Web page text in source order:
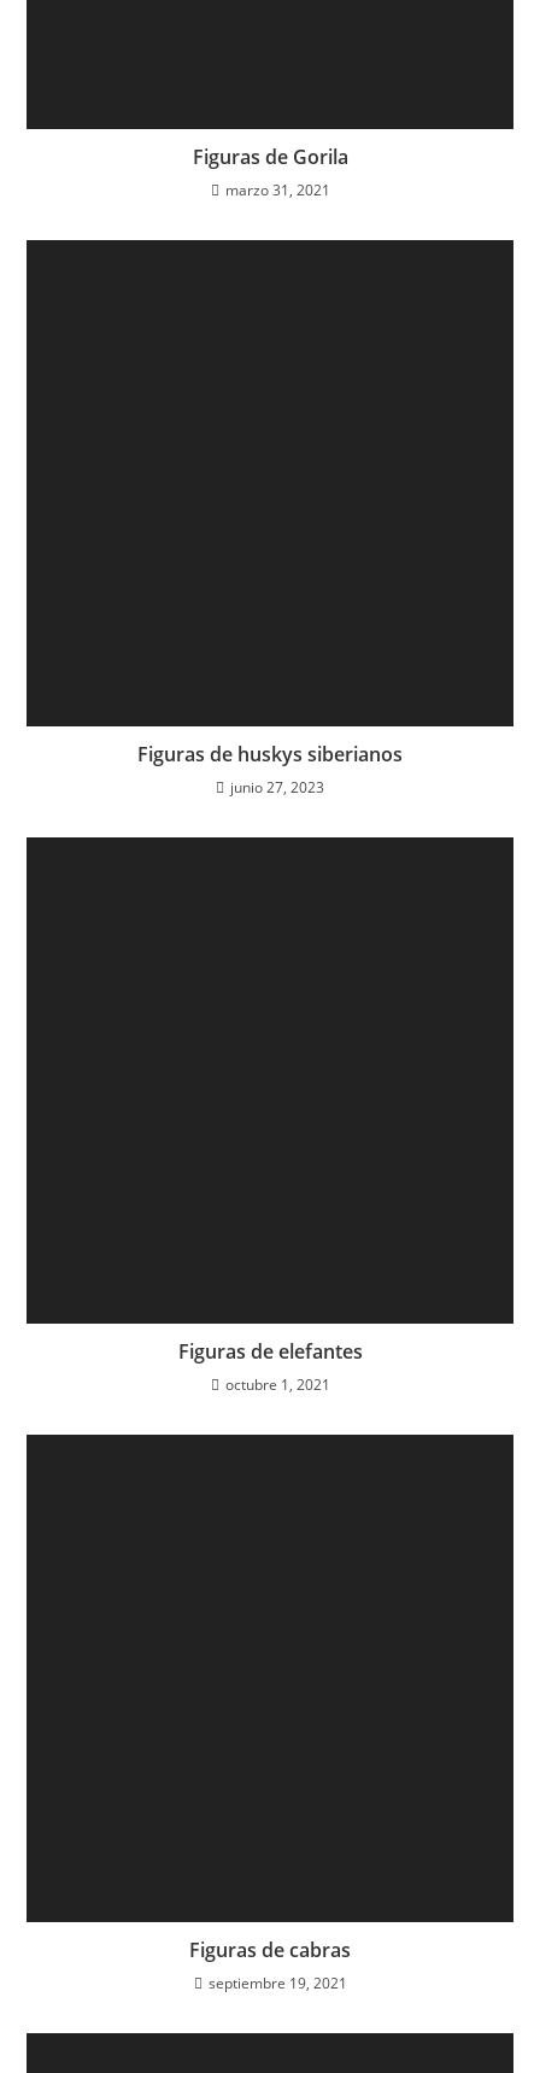
Figuras de Gorila
marzo 31, 2021
Figuras de huskys siberianos
junio 27, 2023
Figuras de elefantes
octubre 1, 2021
Figuras de cabras
septiembre 19, 2021